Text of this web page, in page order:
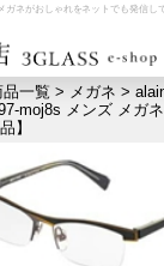
ガネがおしゃれをネットでも発信し
せ
品一覧 > メガネ >
moj8s メンズ メガ
】